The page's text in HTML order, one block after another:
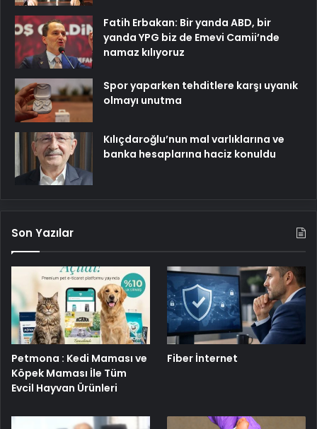
Fatih Erbakan: Bir yanda ABD, bir
yanda YPG biz de Emevi Camii’nde
namaz kılıyoruz
Spor yaparken tehditlere karşı uyanık
olmayı unutma
Kılıçdaroğlu’nun mal varlıklarına ve
banka hesaplarına haciz konuldu
Son Yazılar
Petmona : Kedi Maması ve
Köpek Maması İle Tüm
Evcil Hayvan Ürünleri
Fiber İnternet